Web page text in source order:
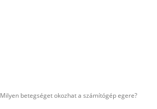
Milyen betegséget okozhat a számítógép egere?